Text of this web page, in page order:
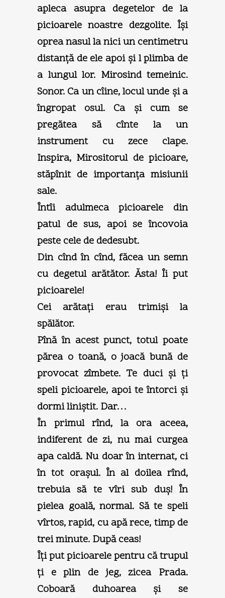
apleca asupra degetelor de la
picioarele noastre dezgolite. Îşi
oprea nasul la nici un centimetru
distanţă de ele apoi şi l plimba de
a lungul lor. Mirosind temeinic.
Sonor. Ca un cîine, locul unde şi a
îngropat osul. Ca şi cum se
pregătea să cînte la un
instrument cu zece clape.
Inspira, Mirositorul de picioare,
stăpînit de importanţa misiunii
sale.
Întîi adulmeca picioarele din
patul de sus, apoi se încovoia
peste cele de dedesubt.
Din cînd în cînd, făcea un semn
cu degetul arătător. Ăsta! Îi put
picioarele!
Cei arătaţi erau trimişi la
spălător.
Pînă în acest punct, totul poate
părea o toană, o joacă bună de
provocat zîmbete. Te duci şi ţi
speli picioarele, apoi te întorci şi
dormi liniştit. Dar…
În primul rînd, la ora aceea,
indiferent de zi, nu mai curgea
apa caldă. Nu doar în internat, ci
în tot oraşul. În al doilea rînd,
trebuia să te vîri sub duş! În
pielea goală, normal. Să te speli
vîrtos, rapid, cu apă rece, timp de
trei minute. După ceas!
Îţi put picioarele pentru că trupul
ţi e plin de jeg, zicea Prada.
Coboară duhoarea şi se